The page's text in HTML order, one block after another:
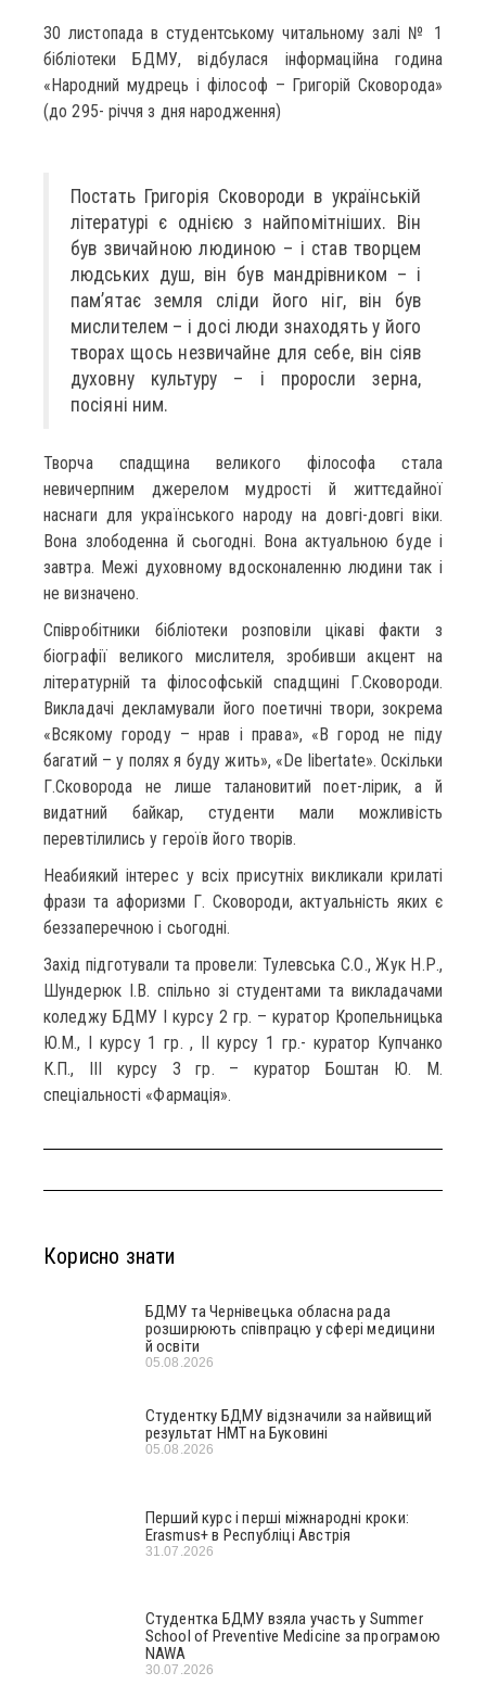
30 листопада в студентському читальному залі № 1
бібліотеки БДМУ, відбулася інформаційна година
«Народний мудрець і філософ – Григорій Сковорода»
(до 295- річчя з дня народження)
Постать Григорія Сковороди в українській
літературі є однією з найпомітніших. Він
був звичайною людиною – і став творцем
людських душ, він був мандрівником – і
пам’ятає земля сліди його ніг, він був
мислителем – і досі люди знаходять у його
творах щось незвичайне для себе, він сіяв
духовну культуру – і проросли зерна,
посіяні ним.
Творча спадщина великого філософа стала
невичерпним джерелом мудрості й життєдайної
наснаги для українського народу на довгі-довгі віки.
Вона злободенна й сьогодні. Вона актуальною буде і
завтра. Межі духовному вдосконаленню людини так і
не визначено.
Співробітники бібліотеки розповіли цікаві факти з
біографії великого мислителя, зробивши акцент на
літературній та філософській спадщині Г.Сковороди.
Викладачі декламували його поетичні твори, зокрема
«Всякому городу – нрав і права», «В город не піду
багатий – у полях я буду жить», «De libertate». Оскільки
Г.Сковорода не лише талановитий поет-лірик, а й
видатний байкар, студенти мали можливість
перевтілились у героїв його творів.
Неабиякий інтерес у всіх присутніх викликали крилаті
фрази та афоризми Г. Сковороди, актуальність яких є
беззаперечною і сьогодні.
Захід підготували та провели: Тулевська С.О., Жук Н.Р.,
Шундерюк І.В. спільно зі студентами та викладачами
коледжу БДМУ І курсу 2 гр. – куратор Кропельницька
Ю.М., І курсу 1 гр. , ІІ курсу 1 гр.- куратор Купчанко
К.П., ІІІ курсу 3 гр. – куратор Боштан Ю. М.
спеціальності «Фармація».
Корисно знати
БДМУ та Чернівецька обласна рада
розширюють співпрацю у сфері медицини
й освіти
05.08.2026
Студентку БДМУ відзначили за найвищий
результат НМТ на Буковині
05.08.2026
Перший курс і перші міжнародні кроки:
Erasmus+ в Республіці Австрія
31.07.2026
Студентка БДМУ взяла участь у Summer
School of Preventive Medicine за програмою
NAWA
30.07.2026